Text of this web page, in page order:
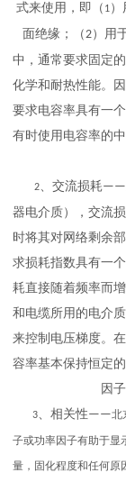
式来使用，即（ 1
面绝缘；（2）用
中，通常要求固定
化学和耐热性能。
要求电容率具有一
有时使用电容率的
2、交流损耗——
器电介质），交流
时将其对网络剩余
求损耗指数具有一
耗直接随着频率而
和电缆所用的电介
来控制电压梯度。
容率基本保持恒定
因
3、相关性——北
子或功率因子有助于显
量，固化程度和任何原